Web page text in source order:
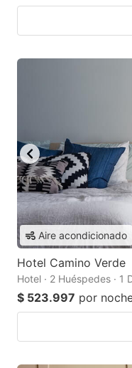
Aire acondicionado
Hotel Camino Verde
Hotel · 2 Huéspedes · 1
$ 523.997 por